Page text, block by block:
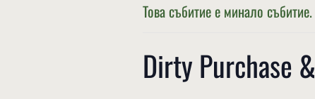
Това събитие е минало събитие.
Dirty Purchase